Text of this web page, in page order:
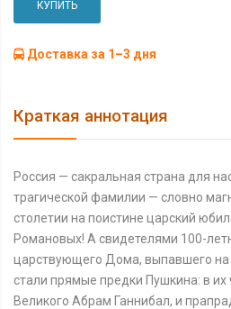
КУПИТЬ
Доставка за 1–3 дня
Краткая аннотация
Россия — сакральная страна для
трагической фамилии — словно
столетии на поистине царский
Романовых! А свидетелями 100-
царствующего Дома, выпавшего на
стали прямые предки Пушкина: в их
Великого Абрам Ганнибал, и